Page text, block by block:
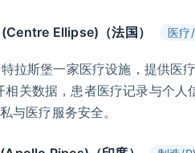
Ellipse)（法国） 医疗
拉斯堡一家医疗设施，提供医
关数据，患者医疗记录与个人
与医疗服务安全。